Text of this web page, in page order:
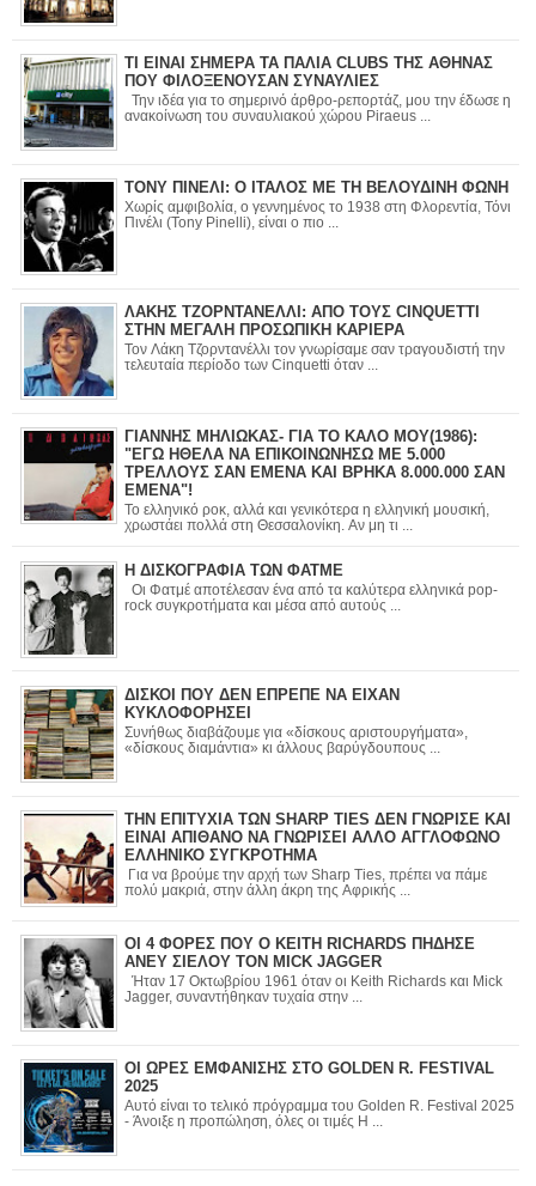
ΤΙ ΕΙΝΑΙ ΣΗΜΕΡΑ ΤΑ ΠΑΛΙΑ CLUBS ΤΗΣ ΑΘΗΝΑΣ
ΠΟΥ ΦΙΛΟΞΕΝΟΥΣΑΝ ΣΥΝΑΥΛΙΕΣ
Την ιδέα για το σημερινό άρθρο-ρεπορτάζ, μου την έδωσε η
ανακοίνωση του συναυλιακού χώρου Piraeus ...
ΤΟΝΥ ΠΙΝΕΛΙ: Ο ΙΤΑΛΟΣ ΜΕ ΤΗ ΒΕΛΟΥΔΙΝΗ ΦΩΝΗ
Χωρίς αμφιβολία, ο γεννημένος το 1938 στη Φλορεντία, Τόνι
Πινέλι (Tony Pinelli), είναι ο πιο ...
ΛΑΚΗΣ ΤΖΟΡΝΤΑΝΕΛΛΙ: ΑΠΟ ΤΟΥΣ CINQUETTI
ΣΤΗΝ ΜΕΓΑΛΗ ΠΡΟΣΩΠΙΚΗ ΚΑΡΙΕΡΑ
Τον Λάκη Τζορντανέλλι τον γνωρίσαμε σαν τραγουδιστή την
τελευταία περίοδο των Cinquetti όταν ...
ΓΙΑΝΝΗΣ ΜΗΛΙΩΚΑΣ- ΓΙΑ ΤΟ ΚΑΛΟ ΜΟΥ(1986):
"ΕΓΩ ΗΘΕΛΑ ΝΑ ΕΠΙΚΟΙΝΩΝΗΣΩ ΜΕ 5.000
ΤΡΕΛΛΟΥΣ ΣΑΝ ΕΜΕΝΑ ΚΑΙ ΒΡΗΚΑ 8.000.000 ΣΑΝ
ΕΜΕΝΑ"!
Το ελληνικό ροκ, αλλά και γενικότερα η ελληνική μουσική,
χρωστάει πολλά στη Θεσσαλονίκη. Αν μη τι ...
Η ΔΙΣΚΟΓΡΑΦΙΑ ΤΩΝ ΦΑΤΜΕ
Οι Φατμέ αποτέλεσαν ένα από τα καλύτερα ελληνικά pop-
rock συγκροτήματα και μέσα από αυτούς ...
ΔΙΣΚΟΙ ΠΟΥ ΔΕΝ ΕΠΡΕΠΕ ΝΑ ΕΙΧΑΝ
ΚΥΚΛΟΦΟΡΗΣΕΙ
Συνήθως διαβάζουμε για «δίσκους αριστουργήματα»,
«δίσκους διαμάντια» κι άλλους βαρύγδουπους ...
ΤΗΝ ΕΠΙΤΥΧΙΑ ΤΩΝ SHARP TIES ΔΕΝ ΓΝΩΡΙΣΕ ΚΑΙ
ΕΙΝΑΙ ΑΠΙΘΑΝΟ ΝΑ ΓΝΩΡΙΣΕΙ ΑΛΛΟ ΑΓΓΛΟΦΩΝΟ
ΕΛΛΗΝΙΚΟ ΣΥΓΚΡΟΤΗΜΑ
Για να βρούμε την αρχή των Sharp Ties, πρέπει να πάμε
πολύ μακριά, στην άλλη άκρη της Αφρικής ...
ΟΙ 4 ΦΟΡΕΣ ΠΟΥ Ο KEITH RICHARDS ΠΗΔΗΣΕ
ΑΝΕΥ ΣΙΕΛΟΥ ΤΟΝ MICK JAGGER
Ήταν 17 Οκτωβρίου 1961 όταν οι Keith Richards και Mick
Jagger, συναντήθηκαν τυχαία στην ...
ΟΙ ΩΡΕΣ ΕΜΦΑΝΙΣΗΣ ΣΤΟ GOLDEN R. FESTIVAL
2025
Αυτό είναι το τελικό πρόγραμμα του Golden R. Festival 2025
- Άνοιξε η προπώληση, όλες οι τιμές Η ...